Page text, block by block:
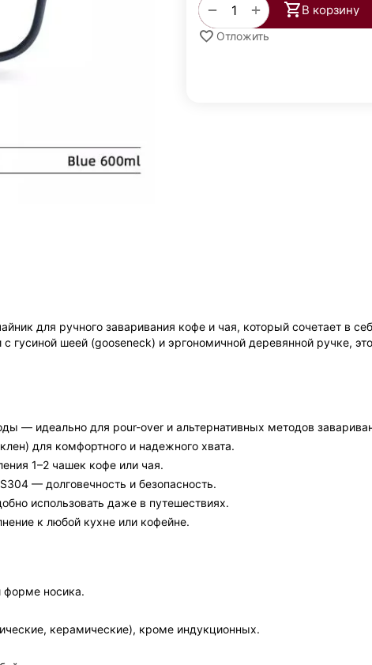
+
− В корзину
Отложить
для ручного заваривания кофе и чая, который сочетает в
гусиной шеей (gooseneck) и эргономичной деревянной ручке,
— идеально для pour-over и альтернативных методов
для комфортного и надежного хвата.
1–2 чашек кофе или чая.
— долговечность и безопасность.
использовать даже в путешествиях.
к любой кухне или кофейне.
форме носика.
керамические), кроме индукционных.